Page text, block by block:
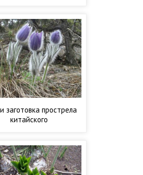
заготовка прострела
китайского